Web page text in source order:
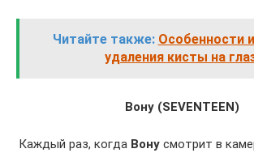
Читайте также: Особенности
удаления кисты на
Вону (SEVENTEEN)
Каждый раз, когда Вонусмотрит в